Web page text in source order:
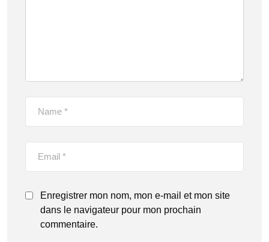
Enregistrer mon nom, mon e-mail et mon site
dans le navigateur pour mon prochain
commentaire.